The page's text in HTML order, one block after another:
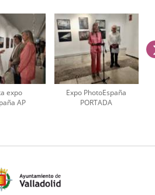
expo
AP
Expo PhotoEspaña
PORTADA